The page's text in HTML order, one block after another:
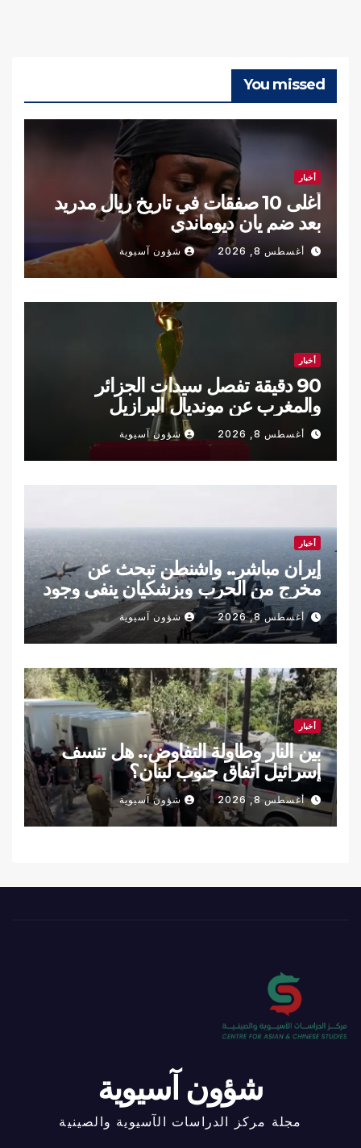
You missed
أخبار
أغلى 10 صفقات في تاريخ ريال مدريد
بعد ضم يان ديوماندي
أغسطس 8, 2026 شؤون آسيوية
أخبار
90 دقيقة تفصل سيدات الجزائر
والمغرب عن مونديال البرازيل
أغسطس 8, 2026 شؤون آسيوية
أخبار
إيران مباشر.. واشنطن تبحث عن
مخرج من الحرب وبزشكيان ينفي وجود
خلافات داخلية
أغسطس 8, 2026 شؤون آسيوية
أخبار
بين النار وطاولة التفاوض.. هل تنسف
إسرائيل اتفاق جنوب لبنان؟
أغسطس 8, 2026 شؤون آسيوية
شؤون آسيوية
مجلة مركز الدراسات الآسيوية والصينية